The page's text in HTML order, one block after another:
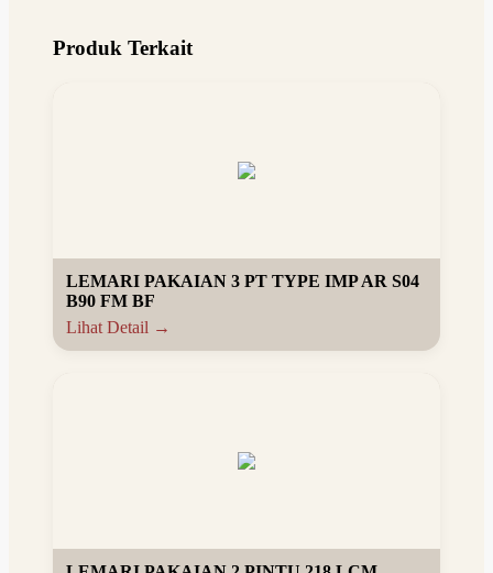
Produk Terkait
LEMARI PAKAIAN 3 PT TYPE IMP AR S04
B90 FM BF
Lihat Detail →